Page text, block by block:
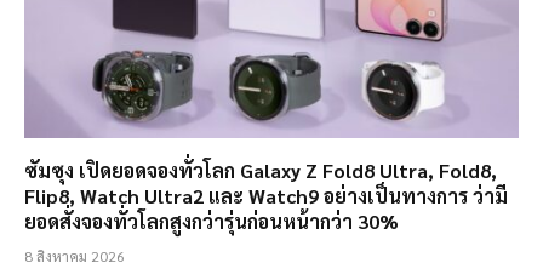
ซัมซุง เปิดยอดจองทั่วโลก Galaxy Z Fold8 Ultra, Fold8,
Flip8, Watch Ultra2 และ Watch9 อย่างเป็นทางการ ว่ามี
ยอดสั่งจองทั่วโลกสูงกว่ารุ่นก่อนหน้ากว่า 30%
8 สิงหาคม 2026